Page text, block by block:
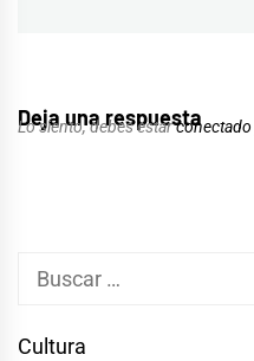
Deja una respuesta
Lo siento, debes estarconectado
Buscar:
Cultura